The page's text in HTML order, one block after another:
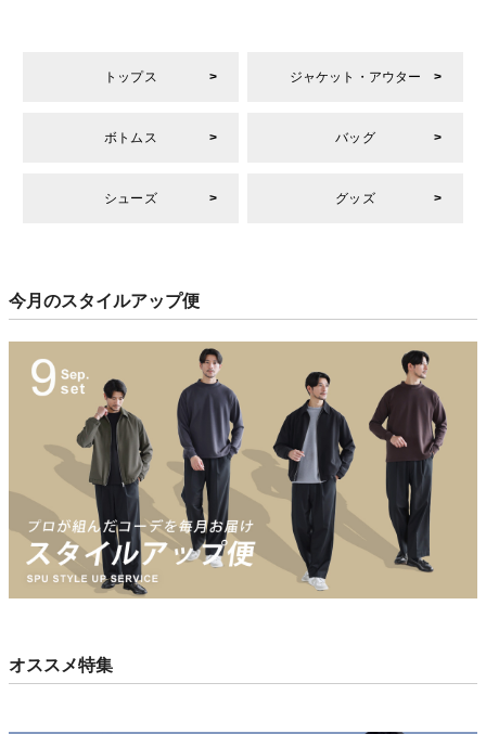
トップス ジャケット・アウター
ボトムス バッグ
シューズ グッズ
今月のスタイルアップ便
オススメ特集